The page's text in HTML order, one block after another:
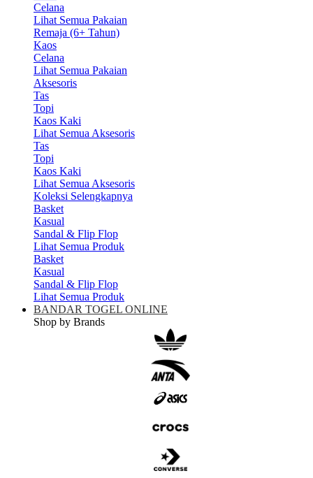
Celana
Lihat Semua Pakaian
Remaja (6+ Tahun)
Kaos
Celana
Lihat Semua Pakaian
Aksesoris
Tas
Topi
Kaos Kaki
Lihat Semua Aksesoris
Tas
Topi
Kaos Kaki
Lihat Semua Aksesoris
Koleksi Selengkapnya
Basket
Kasual
Sandal & Flip Flop
Lihat Semua Produk
Basket
Kasual
Sandal & Flip Flop
Lihat Semua Produk
BANDAR TOGEL ONLINE
Shop by Brands